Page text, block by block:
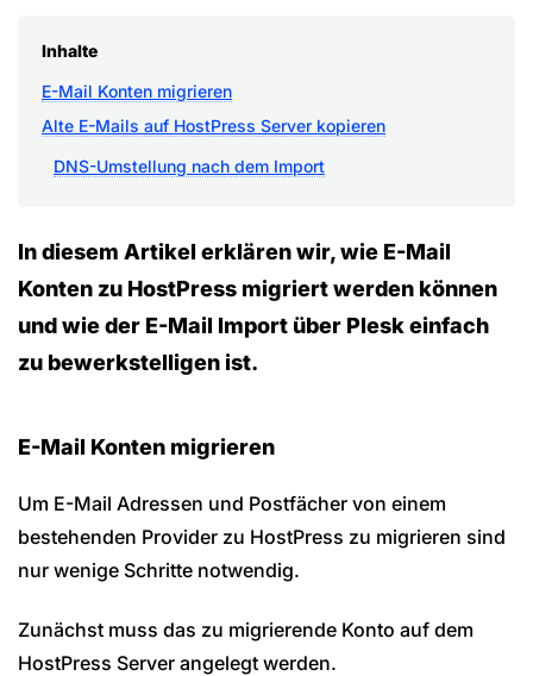
Inhalte
E-Mail Konten migrieren
Alte E-Mails auf HostPress Server kopieren
DNS-Umstellung nach dem Import
In diesem Artikel erklären wir, wie E-Mail
Konten zu HostPress migriert werden können
und wie der E-Mail Import über Plesk einfach
zu bewerkstelligen ist.
E-Mail Konten migrieren
Um E-Mail Adressen und Postfächer von einem
bestehenden Provider zu HostPress zu migrieren sind
nur wenige Schritte notwendig.
Zunächst muss das zu migrierende Konto auf dem
HostPress Server angelegt werden.